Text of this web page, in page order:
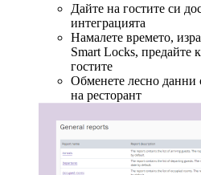
Дайте на гостите си
интеграцията
Намалете времето,
Smart Locks, предайте
гостите
Обменете лесно данни
на ресторант